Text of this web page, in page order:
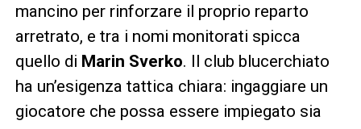
mancino per rinforzare il proprio reparto
arretrato, e tra i nomi monitorati spicca
quello di Marin Sverko. Il club blucerchiato
ha un’esigenza tattica chiara: ingaggiare un
giocatore che possa essere impiegato sia